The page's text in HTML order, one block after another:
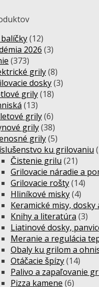
(12)
2026 (3)
(373)
grily(8)
dosky(3)
grily(18)
(13)
grily(6)
grily(38)
grily(5)
ku grilovaniu
Čistenie grilu (21)
Grilovacie náradie a
Grilovacie rošty(14)
Hliníkové misky(4)
Keramické misy, dosky
Knihy a literatúra (3)
Liatinové dosky,
Meranie a regulácia
Obaly ku grilom a
Otáčacie špízy(14)
Palivo a zapaľovanie
Pizza kamene (6)